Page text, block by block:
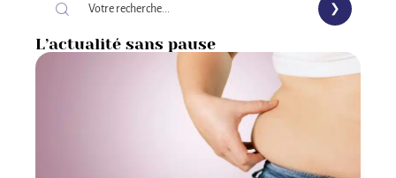
L’actualité sans pause